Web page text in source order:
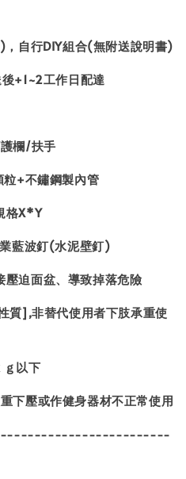
自行DIY組合(無附送說明書)
+1~2工作日配達
欄/扶手
+不鏽鋼製內管
格X*Y
藍波釘(水泥壁釘)
迫面盆、導致掉落危險
質],非替代使用者下肢承重使
以下
下壓或作健身器材不正常使用